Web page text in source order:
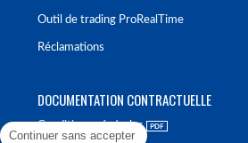
Outil de trading ProRealTime
Réclamations
DOCUMENTATION CONTRACTUELLE
Conditions générales
Continuer sans accepter